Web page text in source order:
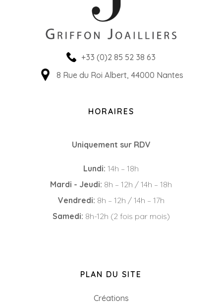
+33 (0)2 85 52 38 63
8 Rue du Roi Albert, 44000 Nantes
HORAIRES
Uniquement sur RDV
Lundi: 14h – 18h
Mardi - Jeudi: 8h – 12h / 14h – 18h
Vendredi: 8h – 12h / 14h – 17h
Samedi: 8h-12h (2 fois par mois)
PLAN DU SITE
Créations